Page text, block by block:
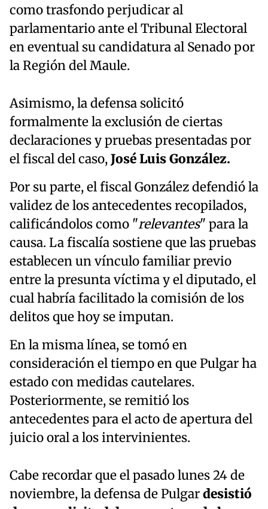
como trasfondo perjudicar al
parlamentario ante el Tribunal Electoral
en eventual su candidatura al Senado por
la Región del Maule.
Asimismo, la defensa solicitó
formalmente la exclusión de ciertas
declaraciones y pruebas presentadas por
el fiscal del caso,José Luis González.
Por su parte, el fiscal González defendió la
validez de los antecedentes recopilados,
calificándolos como "relevantes" para la
causa. La fiscalía sostiene que las pruebas
establecen un vínculo familiar previo
entre la presunta víctima y el diputado, el
cual habría facilitado la comisión de los
delitos que hoy se imputan.
En la misma línea, se tomó en
consideración el tiempo en que Pulgar ha
estado con medidas cautelares.
Posteriormente, se remitió los
antecedentes para el acto de apertura del
juicio oral a los intervinientes.
Cabe recordar que el pasado lunes 24 de
noviembre, la defensa de Pulgardesistió